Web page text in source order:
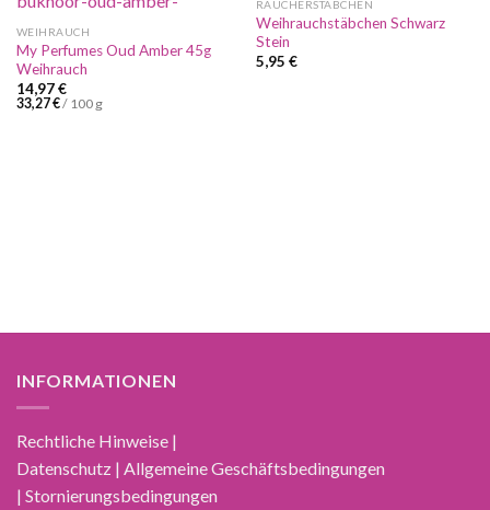
WEIHRAUCH
My Perfumes Oud Amber 45g
Weihrauch
14,97€
33,27€/ 100 g
RÄUCHERSTÄBCHEN
Weihrauchstäbchen Schwarz
Stein
5,95 €
INFORMATIONEN
Rechtliche Hinweise |
Datenschutz | Allgemeine Geschäftsbedingungen
| Stornierungsbedingungen